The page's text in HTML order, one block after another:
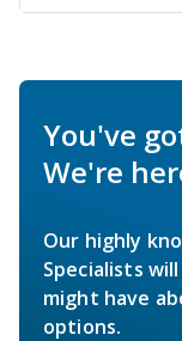
You've
We're
Our highly
Specialists
might have
options.